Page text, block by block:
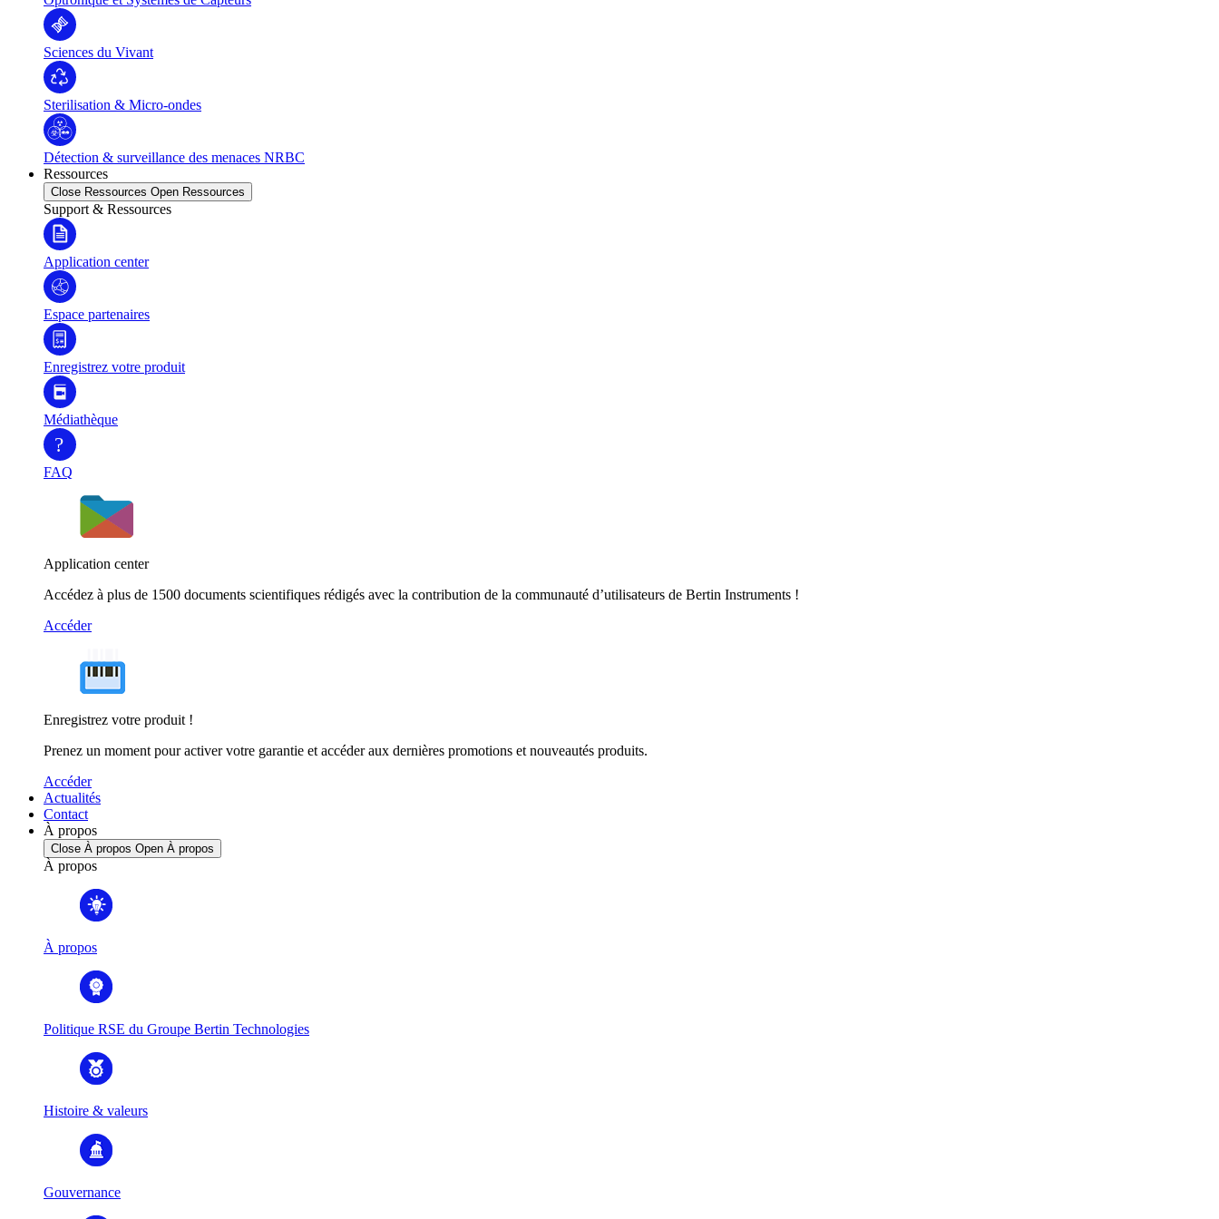
Sciences du Vivant
Sterilisation & Micro-ondes
Détection & surveillance des menaces NRBC
Ressources
Close Ressources Open Ressources
Support & Ressources
Application center
Espace partenaires
Enregistrez votre produit
Médiathèque
?
FAQ
Application center
Accédez à plus de 1500 documents scientifiques rédigés avec la contribution de la communauté d’utilisateurs de Bertin Instruments !
Accéder
Enregistrez votre produit !
Prenez un moment pour activer votre garantie et accéder aux dernières promotions et nouveautés produits.
Accéder
Actualités
Contact
À propos
Close À propos Open À propos
À propos
À propos
Politique RSE du Groupe Bertin Technologies
Histoire & valeurs
Gouvernance